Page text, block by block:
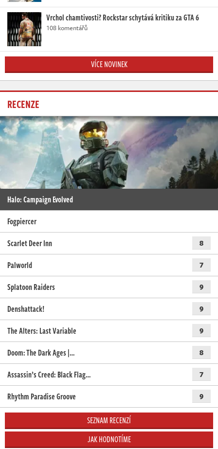
Vrchol chamtivosti? Rockstar schytává kritiku za GTA 6
108 komentářů
VÍCE NOVINEK
RECENZE
Halo: Campaign Evolved
Fogpiercer
Scarlet Deer Inn
8
Palworld 7
Splatoon Raiders 9
Denshattack! 9
The Alters: Last Variable 9
Doom: The Dark Ages |… 8
Assassin’s Creed: Black Flag… 7
Rhythm Paradise Groove 9
SEZNAM RECENZÍ
JAK HODNOTÍME